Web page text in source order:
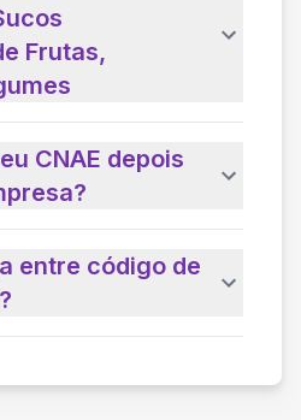
Frutas,
CNAE depois
entre código de